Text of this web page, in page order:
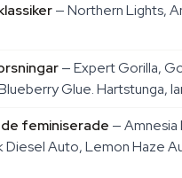
— Northern Lights,
— Expert Gorilla,
Glue. Hartstunga,
feminiserade —
Diesel Auto, Lemon Haze